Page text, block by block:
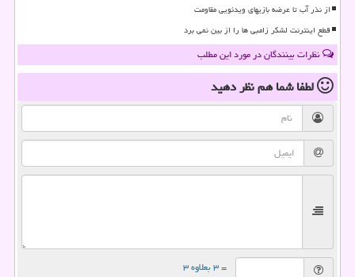
از نذر آب تا عرضه بازیهای ویدئویی مقاومت
قطع اینترنت لشکر زامبی ها را از بین نمی برد
نظرات بینندگان در مورد این مطلب
لطفا شما همنظر دهید
= ۳ بعلاوه ۳